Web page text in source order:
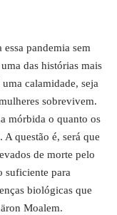
pandemia sem
das histórias mais
calamidade, seja
sobrevivem.
mórbida o quanto os
questão é, será que
de morte pelo
suficiente para
biológicas que
Moalem.